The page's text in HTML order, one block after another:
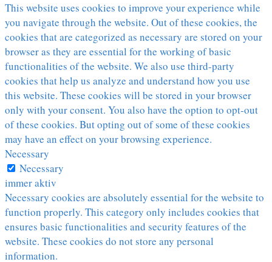
This website uses cookies to improve your experience while
you navigate through the website. Out of these cookies, the
cookies that are categorized as necessary are stored on your
browser as they are essential for the working of basic
functionalities of the website. We also use third-party
cookies that help us analyze and understand how you use
this website. These cookies will be stored in your browser
only with your consent. You also have the option to opt-out
of these cookies. But opting out of some of these cookies
may have an effect on your browsing experience.
Necessary
Necessary
immer aktiv
Necessary cookies are absolutely essential for the website to
function properly. This category only includes cookies that
ensures basic functionalities and security features of the
website. These cookies do not store any personal
information.